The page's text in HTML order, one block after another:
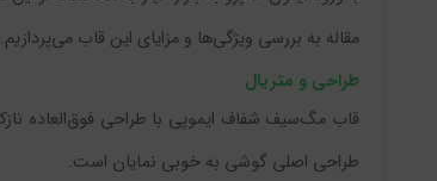
مقاله به بررسی ویژگی‌ها و مزایای این قاب می‌پردازیم.
طراحی و متریال
طراحی اصلی گوشی به خوبی نمایان است.